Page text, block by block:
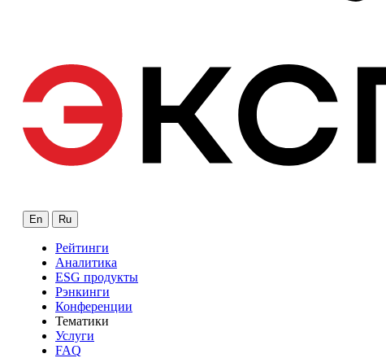
En Ru
Рейтинги
Аналитика
ESG продукты
Рэнкинги
Конференции
Тематики
Услуги
FAQ